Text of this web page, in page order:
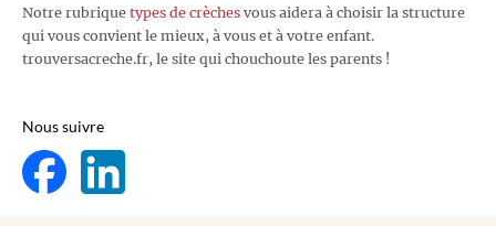
Notre rubrique types de crèches vous aidera à choisir la structure
qui vous convient le mieux, à vous et à votre enfant.
trouversacreche.fr, le site qui chouchoute les parents !
Nous suivre